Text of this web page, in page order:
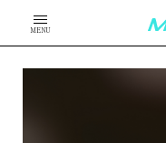
MENU